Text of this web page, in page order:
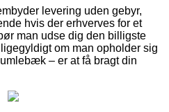
levering uden gebyr,
hvis der erhverves for et
man udse dig den billigste
om man opholder sig
– er at få bragt din